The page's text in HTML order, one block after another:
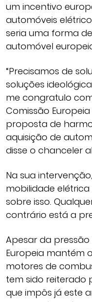
um incentivo
automóveis
seria uma forma
automóvel
“Precisamos de
soluções
me congratulo
Comissão
proposta de
aquisição de
disse o chanceler
Na sua
mobilidade
sobre isso.
contrário está a
Apesar da
Europeia mantém
motores de
tem sido reiterado
que impôs já este